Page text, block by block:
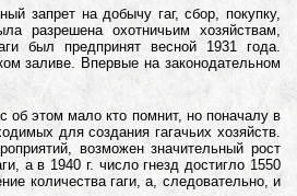
запрет на добычу гаг, сбор, покупку,
разрешена охотничьим хозяйствам,
был предпринят весной 1931 года.
заливе. Впервые на законодательном
об этом мало кто помнит, но поначалу в
для создания гагачьих хозяйств.
возможен значительный рост
а в 1940 г. число гнезд достигло 1550
количества гаги, а, следовательно, и